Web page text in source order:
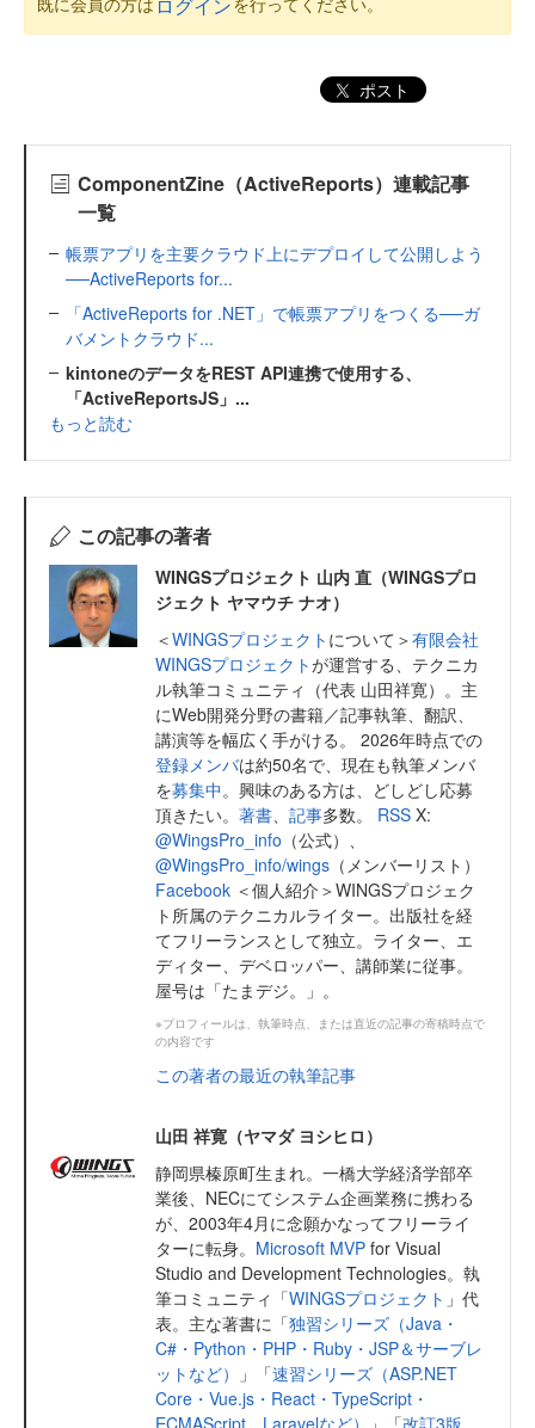
ポスト
ComponentZine（ActiveReports）連載記事
一覧
帳票アプリを主要クラウド上にデプロイして公開しよう
──ActiveReports for...
「ActiveReports for .NET」で帳票アプリをつくる──ガ
バメントクラウド...
kintoneのデータをREST API連携で使用する、
「ActiveReportsJS」...
もっと読む
この記事の著者
WINGSプロジェクト 山内 直（WINGSプロ
ジェクト ヤマウチ ナオ）
＜WINGSプロジェクト について＞有限会社
WINGSプロジェクトが運営する、テクニカ
ル執筆コミュニティ（代表 山田祥寛）。主
にWeb開発分野の書籍／記事執筆、翻訳、
講演等を幅広く手がける。 2026年時点での
登録メンバは約50名で、現在も執筆メンバ
を募集中。興味のある方は、どしどし応募
頂きたい。 著書 記事多数。 RSS X:
@WingsPro_info （公式）、
@WingsPro_info/wings （メンバーリスト）
Facebook ＜個人紹介＞WINGSプロジェク
ト所属のテクニカルライター。出版社を経
てフリーランスとして独立。ライター、エ
ディター、デベロッパー、講師業に従事。
屋号は「たまデジ。」。
※プロフィールは、執筆時点、または直近の記事の寄稿時点で
の内容です
この著者の最近の執筆記事
山田 祥寛（ヤマダ ヨシヒロ）
静岡県榛原町生まれ。一橋大学経済学部卒
業後、NECにてシステム企画業務に携わる
が、2003年4月に念願かなってフリーライ
ターに転身。 Microsoft MVP for Visual
Studio and Development Technologies。執
筆コミュニティ「WINGSプロジェクト 」代
表。主な著書に「独習シリーズ（Java・
C#・Python・PHP・Ruby・JSP＆サーブレ
ットなど）
」「速習シリーズ（ASP.NET
Core・Vue.js・React・TypeScript・
ECMAScript、Laravelなど）
」「改訂3版